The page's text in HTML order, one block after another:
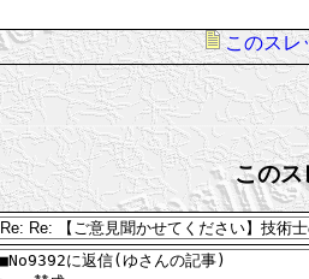
このスレ
このス